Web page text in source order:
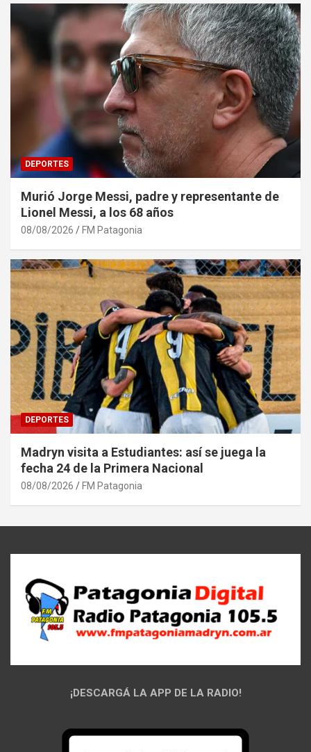
DEPORTES
Murió Jorge Messi, padre y representante de
Lionel Messi, a los 68 años
08/08/2026 FM Patagonia
DEPORTES
Madryn visita a Estudiantes: así se juega la
fecha 24 de la Primera Nacional
08/08/2026 FM Patagonia
¡DESCARGÁ LA APP DE LA RADIO!